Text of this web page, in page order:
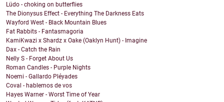
Lüdo - choking on butterflies
The Dionysus Effect - Everything The Darkness Eats
Wayford West - Black Mountain Blues
Fat Rabbits - Fantasmagoria
KamiKwazi x Shardz x Oake (Oaklyn Hunt) - Imagine
Dax - Catch the Rain
Nelly S - Forget About Us
Roman Candles - Purple Nights
Noemi - Gallardo Pléyades
Coval - hablemos de vos
Hayes Warner - Worst Time of Year